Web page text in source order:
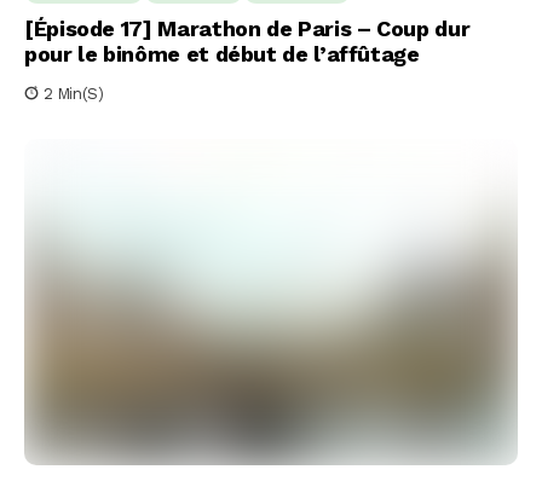
[Épisode 17] Marathon de Paris – Coup dur
pour le binôme et début de l’affûtage
2 Min(s)